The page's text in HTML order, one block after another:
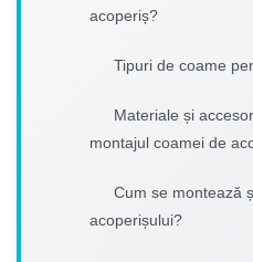
acoperiș?
Tipuri de coame
Materiale și
montajul coamei de
Cum se montează
acoperișului?